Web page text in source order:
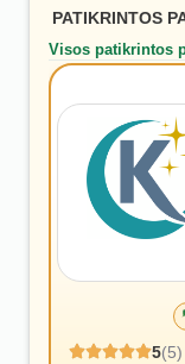
PATIKRINTOS
Visos patikrintos
5(5)